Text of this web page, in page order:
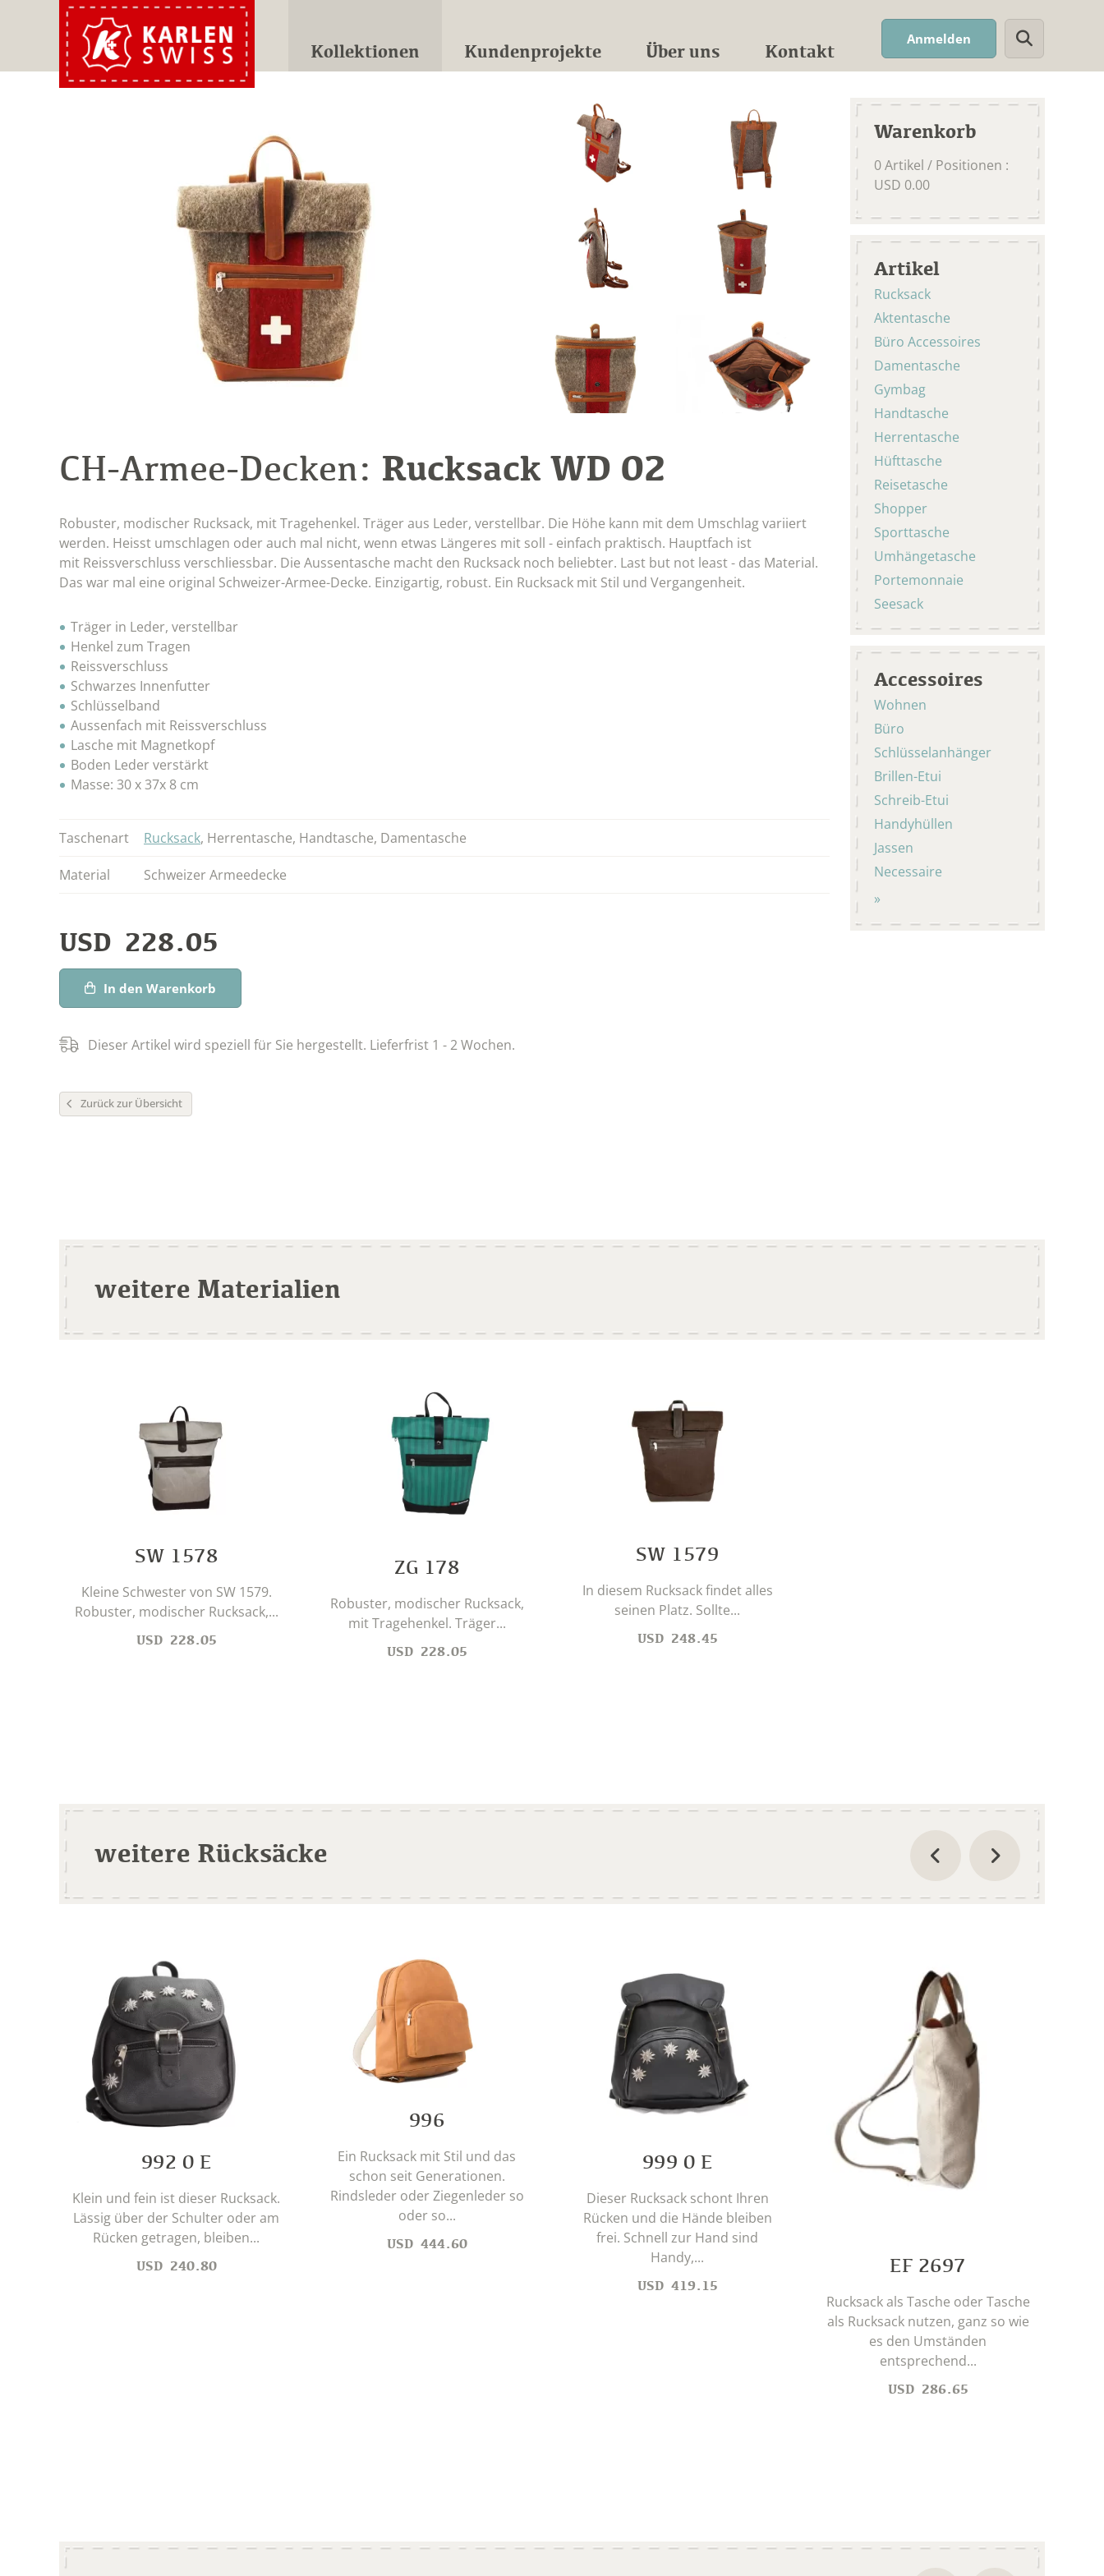
Kollektionen Kundenprojekte Über uns Kontakt
Anmelden Suchwort
Warenkorb
0Artikel / Positionen :
USD 0.00
Artikel
Rucksack
Aktentasche
Büro Accessoires
Damentasche
Gymbag
Handtasche
Herrentasche
Hüfttasche
Reisetasche
Shopper
Sporttasche
Umhängetasche
Portemonnaie
Seesack
Accessoires
Wohnen
Büro
Schlüsselanhänger
Brillen-Etui
Schreib-Etui
Handyhüllen
Jassen
Necessaire
CH-Armee-Decken: Rucksack WD 02
Robuster, modischer Rucksack, mit Tragehenkel. Träger aus Leder, verstellbar. Die Höhe kann mit dem Umschlag variiert
werden. Heisst umschlagen oder auch mal nicht, wenn etwas Längeres mit soll - einfach praktisch. Hauptfach ist
mit Reissverschluss verschliessbar. Die Aussentasche macht den Rucksack noch beliebter. Last but not least - das Material.
Das war mal eine original Schweizer-Armee-Decke. Einzigartig, robust. Ein Rucksack mit Stil und Vergangenheit.
Träger in Leder, verstellbar
Henkel zum Tragen
Reissverschluss
Schwarzes Innenfutter
Schlüsselband
Aussenfach mit Reissverschluss
Lasche mit Magnetkopf
Boden Leder verstärkt
Masse: 30 x 37x 8 cm
Taschenart Rucksack, Herrentasche, Handtasche, Damentasche
Material Schweizer Armeedecke
USD 228.05
In den Warenkorb
Dieser Artikel wird speziell für Sie hergestellt. Lieferfrist 1 - 2 Wochen.
Zurück zur Übersicht
weitere Materialien
SW 1578
Kleine Schwester von SW 1579.
Robuster, modischer Rucksack,...
USD 228.05
ZG 178
Robuster, modischer Rucksack,
mit Tragehenkel. Träger...
USD 228.05
SW 1579
In diesem Rucksack findet alles
seinen Platz. Sollte...
USD 248.45
weitere Rücksäcke
992 0 E
Klein und fein ist dieser Rucksack.
Lässig über der Schulter oder am
Rücken getragen, bleiben...
USD 240.80
996
Ein Rucksack mit Stil und das
schon seit Generationen.
Rindsleder oder Ziegenleder so
oder so...
USD 444.60
999 0 E
Dieser Rucksack schont Ihren
Rücken und die Hände bleiben
frei. Schnell zur Hand sind
Handy,...
USD 419.15
EF 2697
Rucksack als Tasche oder Tasche
als Rucksack nutzen, ganz so wie
es den Umständen
entsprechend...
USD 286.65